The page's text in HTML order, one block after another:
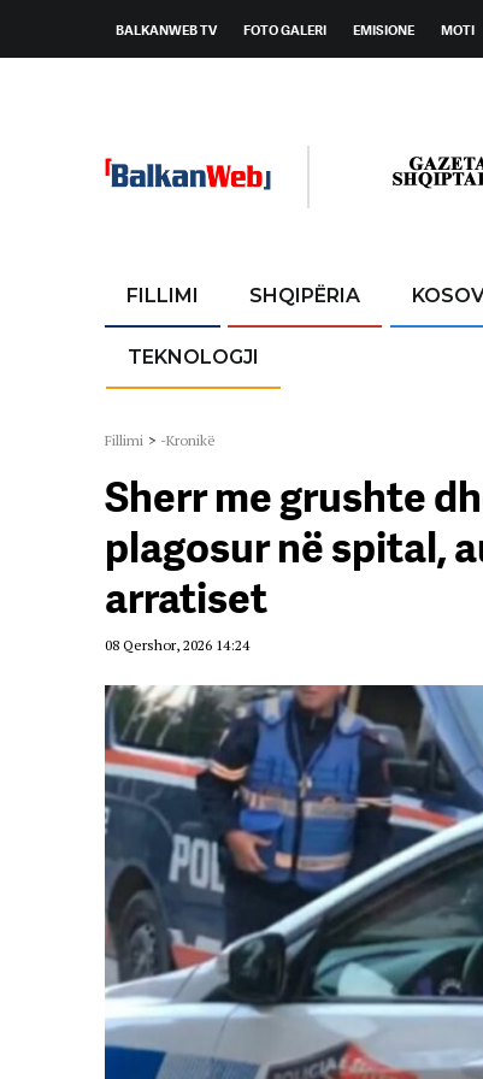
BALKANWEB TV FOTO GALERI EMISIONE MOTI
FILLIMI SHQIPËRIA
TEKNOLOGJI
Fillimi > -Kronikë
Sherr me grushte
plagosur në spital,
arratiset
08 Qershor, 2026 14:24